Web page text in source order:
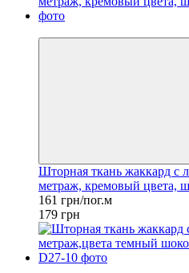
Шторная ткань жаккард с
метраж, кремовый цвета,
161 грн/пог.м
179 грн